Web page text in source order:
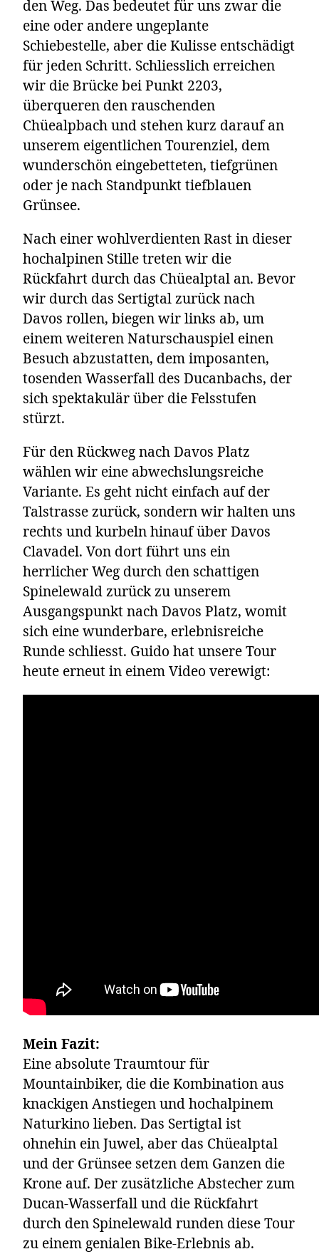
den Weg. Das bedeutet für uns zwar die
eine oder andere ungeplante
Schiebestelle, aber die Kulisse entschädigt
für jeden Schritt. Schliesslich erreichen
wir die Brücke bei Punkt 2203,
überqueren den rauschenden
Chüealpbach und stehen kurz darauf an
unserem eigentlichen Tourenziel, dem
wunderschön eingebetteten, tiefgrünen
oder je nach Standpunkt tiefblauen
Grünsee.
Nach einer wohlverdienten Rast in dieser
hochalpinen Stille treten wir die
Rückfahrt durch das Chüealptal an. Bevor
wir durch das Sertigtal zurück nach
Davos rollen, biegen wir links ab, um
einem weiteren Naturschauspiel einen
Besuch abzustatten, dem imposanten,
tosenden Wasserfall des Ducanbachs, der
sich spektakulär über die Felsstufen
stürzt.
Für den Rückweg nach Davos Platz
wählen wir eine abwechslungsreiche
Variante. Es geht nicht einfach auf der
Talstrasse zurück, sondern wir halten uns
rechts und kurbeln hinauf über Davos
Clavadel. Von dort führt uns ein
herrlicher Weg durch den schattigen
Spinelewald zurück zu unserem
Ausgangspunkt nach Davos Platz, womit
sich eine wunderbare, erlebnisreiche
Runde schliesst. Guido hat unsere Tour
heute erneut in einem Video verewigt:
Mein Fazit:
Eine absolute Traumtour für
Mountainbiker, die die Kombination aus
knackigen Anstiegen und hochalpinem
Naturkino lieben. Das Sertigtal ist
ohnehin ein Juwel, aber das Chüealptal
und der Grünsee setzen dem Ganzen die
Krone auf. Der zusätzliche Abstecher zum
Ducan-Wasserfall und die Rückfahrt
durch den Spinelewald runden diese Tour
zu einem genialen Bike-Erlebnis ab.